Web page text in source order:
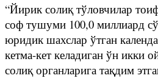
“Йирик солиқ тўловчилар
соф тушуми 100,0 миллиард
юридик шахслар ўтган
кетма-кет келадиган ўн икки
солиқ органларига тақдим